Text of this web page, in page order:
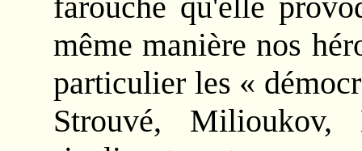
même manière nos
particulier les «
Strouvé,